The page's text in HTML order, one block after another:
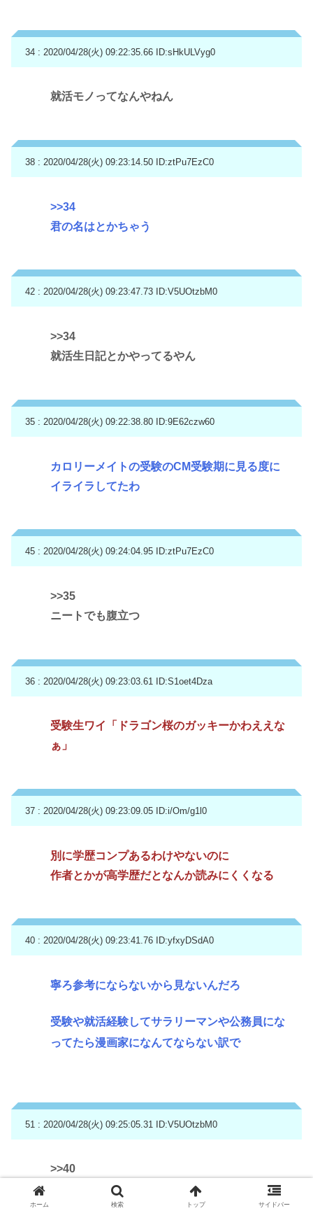
34 : 2020/04/28(火) 09:22:35.66 ID:sHkULVyg0
就活モノってなんやねん
38 : 2020/04/28(火) 09:23:14.50 ID:ztPu7EzC0
>>34
君の名はとかちゃう
42 : 2020/04/28(火) 09:23:47.73 ID:V5UOtzbM0
>>34
就活生日記とかやってるやん
35 : 2020/04/28(火) 09:22:38.80 ID:9E62czw60
カロリーメイトの受験のCM受験期に見る度に
イライラしてたわ
45 : 2020/04/28(火) 09:24:04.95 ID:ztPu7EzC0
>>35
ニートでも腹立つ
36 : 2020/04/28(火) 09:23:03.61 ID:S1oet4Dza
受験生ワイ「ドラゴン桜のガッキーかわええな
ぁ」
37 : 2020/04/28(火) 09:23:09.05 ID:i/Om/g1l0
別に学歴コンプあるわけやないのに
作者とかが高学歴だとなんか読みにくくなる
40 : 2020/04/28(火) 09:23:41.76 ID:yfxyDSdA0
寧ろ参考にならないから見ないんだろ
受験や就活経験してサラリーマンや公務員にな
ってたら漫画家になんてならない訳で
51 : 2020/04/28(火) 09:25:05.31 ID:V5UOtzbM0
>>40
漫画家高学歴多いやろ
就活したのは少ないやろけど
ホーム 検索 トップ サイドバー